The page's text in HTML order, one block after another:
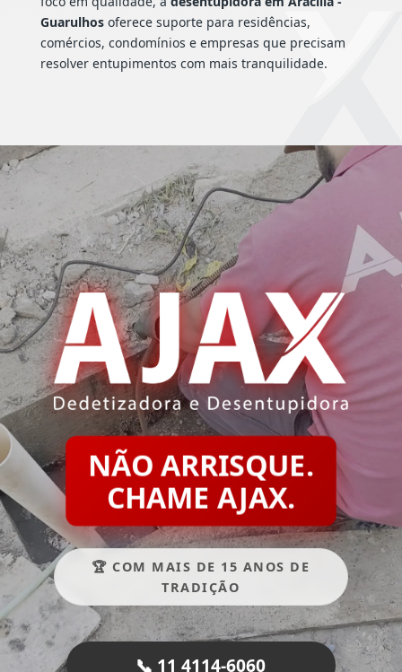
Guarulhosoferece suporte para residências,
comércios, condomínios e empresas que precisam
resolver entupimentos com mais tranquilidade.
NÃO ARRISQUE.
CHAME AJAX.
🏆 COM MAIS DE 15 ANOS DE
TRADIÇÃO
📞 11 4114-6060